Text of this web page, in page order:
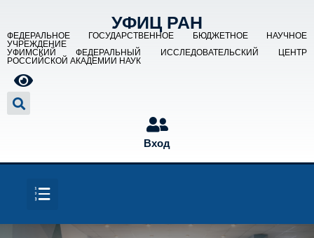
УФИЦ РАН
ФЕДЕРАЛЬНОЕ ГОСУДАРСТВЕННОЕ БЮДЖЕТНОЕ НАУЧНОЕ
УЧРЕЖДЕНИЕ
УФИМСКИЙ ФЕДЕРАЛЬНЫЙ ИССЛЕДОВАТЕЛЬСКИЙ ЦЕНТР
РОССИЙСКОЙ АКАДЕМИИ НАУК
Вход